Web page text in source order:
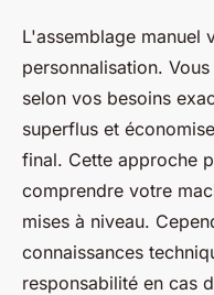
L'assemblage manuel
personnalisation.
selon vos besoins
superflus et
final. Cette approche
comprendre votre
mises à niveau.
connaissances
responsabilité en cas